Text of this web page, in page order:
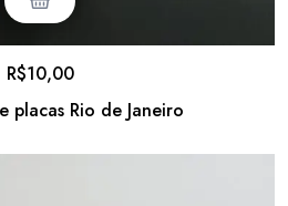
placas Rio de Janeiro
R$10,00